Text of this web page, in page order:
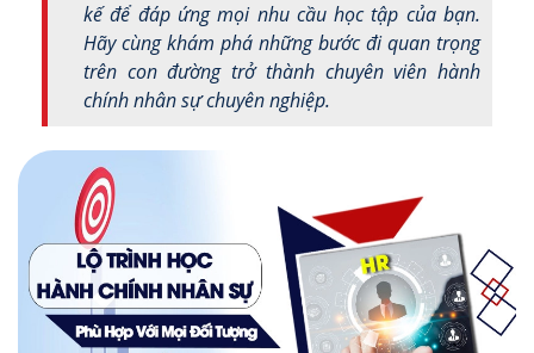
kế để đáp ứng mọi nhu cầu học tập của bạn.
Hãy cùng khám phá những bước đi quan trọng
trên con đường trở thành chuyên viên hành
chính nhân sự chuyên nghiệp.